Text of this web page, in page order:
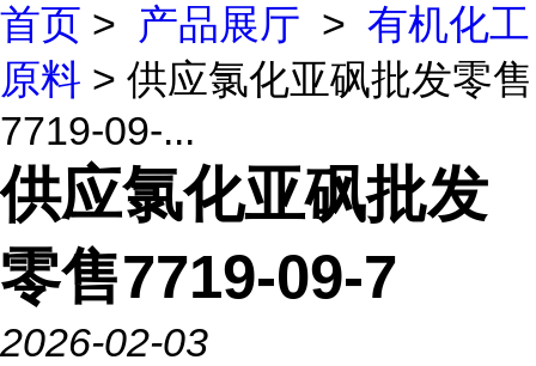
首页 > 产品展厅 > 有机化工
原料 > 供应氯化亚砜批发零售
7719-09-...
供应氯化亚砜批发
零售7719-09-7
2026-02-03